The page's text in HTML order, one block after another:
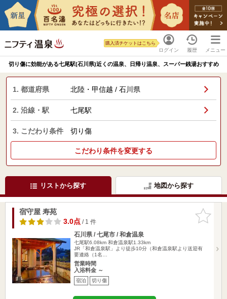
ログイン
購入済チケットはこちら
履歴 メニュー
切り傷に効能がある七尾駅(石川県)近くの温泉、日帰り温泉、スーパー銭湯おすすめ
1. 都道府県 北陸・甲信越 / 石川県
2. 沿線・駅 七尾駅
3. こだわり条件 切り傷
こだわり条件を変更する
リストから探す 地図から探す
お気に入
りに追加
宿守屋 寿苑
3.0点/ 1 件
石川県 / 七尾市 / 和倉温泉
七尾駅6.08km 和倉温泉駅1.33km
JR「和倉温泉駅」より徒歩10分（和倉温泉駅より送迎有
要連絡（1名…
営業時間
入浴料金 ～
宿泊 切り傷